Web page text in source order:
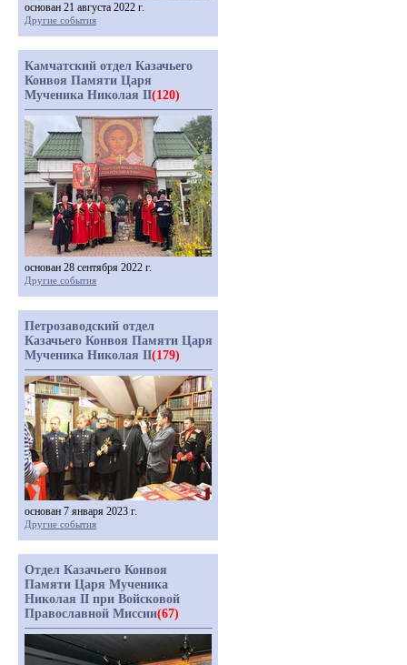
основан 21 августа 2022 г.
Другие события
Камчатский отдел Казачьего
Конвоя Памяти Царя
Мученика Николая II(120)
основан 28 сентября 2022 г.
Другие события
Петрозаводский отдел
Казачьего Конвоя Памяти Царя
Мученика Николая II(179)
основан 7 января 2023 г.
Другие события
Отдел Казачьего Конвоя
Памяти Царя Мученика
Николая II при Войсковой
Православной Миссии(67)